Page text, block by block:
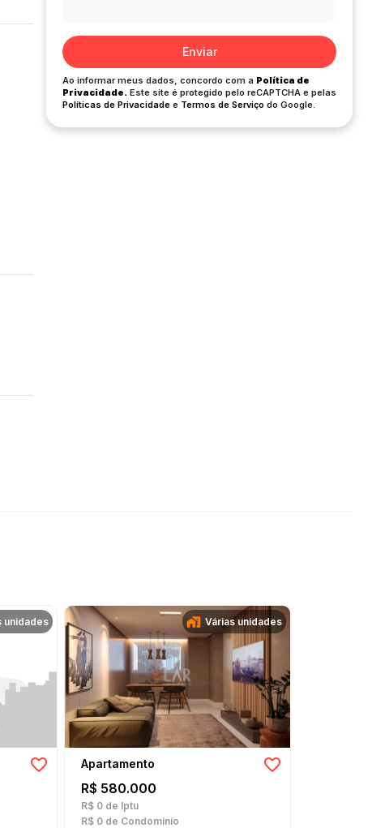
Enviar
Ao informar meus dados, concordo com a Política de
Privacidade. Este site é protegido pelo reCAPTCHA e pelas
Políticas de Privacidade e Termos de Serviço do Google.
unidades Várias unidades
Apartamento
R$ 580.000
R$ 0 de Iptu
R$ 0 de Condomínio